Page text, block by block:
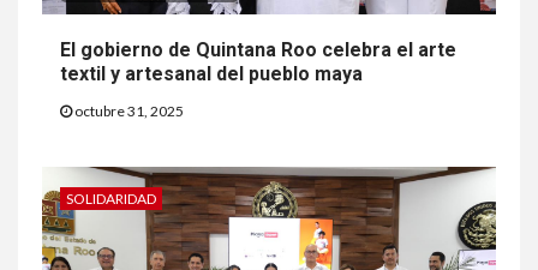
El gobierno de Quintana Roo celebra el arte
textil y artesanal del pueblo maya
octubre 31, 2025
SOLIDARIDAD